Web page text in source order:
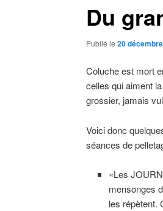
Du
Publié le 20
Coluche est mort
celles qui aiment
grossier, jamais
Voici donc
séances de
«Les
mensonges
les répètent.